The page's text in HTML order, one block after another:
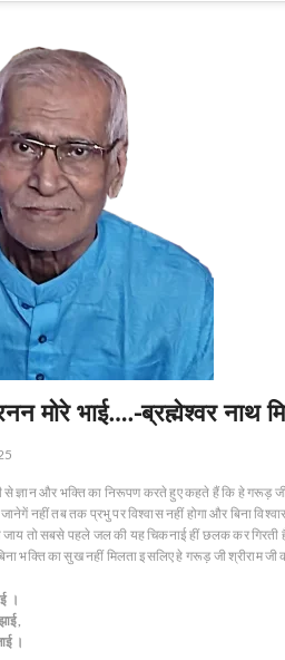
मोरे भाई….-ब्रह्मेश्वर नाथ
ज्ञान और भक्ति का निरूपण करते हुए कहते हैं कि हे गरूड़
नहीं तब तक प्रभु पर विश्वास नहीं होगा और बिना
जाय तो सबसे पहले जल की यह चिकनाई हीं छलक कर गिरती
भक्ति का सुख नहीं मिलता इसलिए हे गरूड़ जी
।
।